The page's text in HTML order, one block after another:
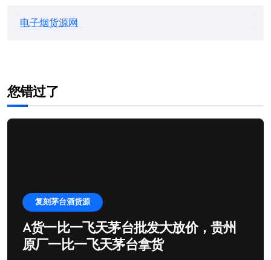
电子烟货源网
您错过了
复刻茅台酒货源
A货一比一飞天茅台批发大放价，贵州
原厂一比一飞天茅台拿货